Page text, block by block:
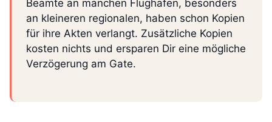
Beamte an manchen Flughäfen, besonders
an kleineren regionalen, haben schon Kopien
für ihre Akten verlangt. Zusätzliche Kopien
kosten nichts und ersparen Dir eine mögliche
Verzögerung am Gate.